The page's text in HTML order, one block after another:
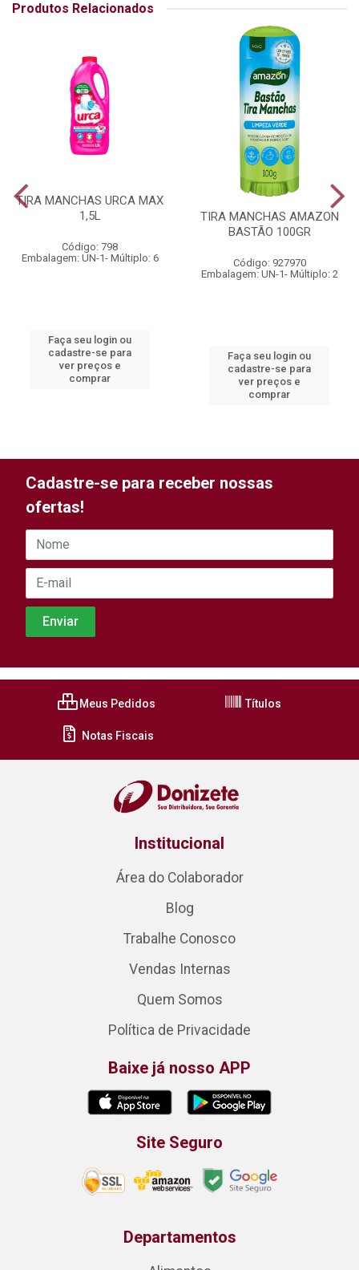
Produtos Relacionados
TIRA MANCHAS URCA MAX
1,5L
Código: 798
Embalagem: UN-1- Múltiplo: 6
Faça seu login ou
cadastre-se para
ver preços e
comprar
TIRA MANCHAS AMAZON
BASTÃO 100GR
Código: 927970
Embalagem: UN-1- Múltiplo: 2
Faça seu login ou
cadastre-se para
ver preços e
comprar
Cadastre-se para receber nossas
ofertas!
Meus Pedidos Títulos
Notas Fiscais
Institucional
Área do Colaborador
Blog
Trabalhe Conosco
Vendas Internas
Quem Somos
Política de Privacidade
Baixe já nosso APP
Site Seguro
Departamentos